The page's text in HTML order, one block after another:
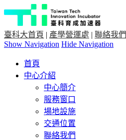
臺科大首頁 | 產學營運處 | 聯絡我們
Show Navigation Hide Navigation
首頁
中心介紹
中心簡介
服務窗口
場地設施
交通位置
聯絡我們